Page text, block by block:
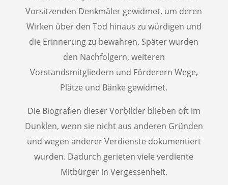
Vorsitzenden Denkmäler gewidmet, um deren
Wirken über den Tod hinaus zu würdigen und
die Erinnerung zu bewahren. Später wurden
den Nachfolgern, weiteren
Vorstandsmitgliedern und Förderern Wege,
Plätze und Bänke gewidmet.
Die Biografien dieser Vorbilder blieben oft im
Dunklen, wenn sie nicht aus anderen Gründen
und wegen anderer Verdienste dokumentiert
wurden. Dadurch gerieten viele verdiente
Mitbürger in Vergessenheit.